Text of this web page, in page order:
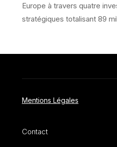
Europe à travers quatre
stratégiques totalisant 89
Mentions Légales
Contact